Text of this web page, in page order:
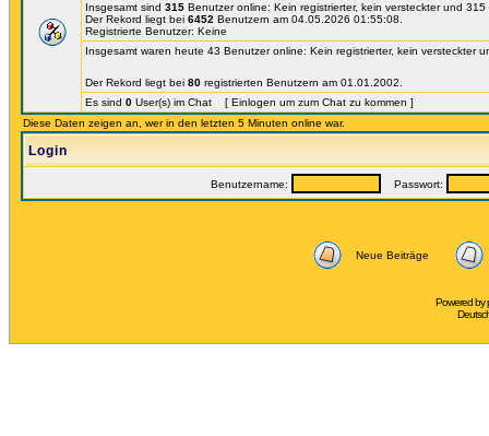
Insgesamt sind 315 Benutzer online: Kein registrierter, kein versteckter und
Der Rekord liegt bei 6452 Benutzern am 04.05.2026 01:55:08.
Registrierte Benutzer: Keine
Insgesamt waren heute 43 Benutzer online: Kein registrierter, kein versteckter
Der Rekord liegt bei 80 registrierten Benutzern am 01.01.2002.
Es sind 0 User(s) im Chat [ Einlogen um zum Chat zu kommen ]
Diese Daten zeigen an, wer in den letzten 5 Minuten online war.
Login
Benutzername: Passwort:
Neue Beiträge
Powered by